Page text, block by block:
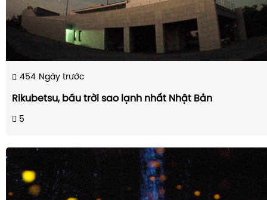
454 Ngày trước
Rikubetsu, bầu trời sao lạnh nhất Nhật Bản
5